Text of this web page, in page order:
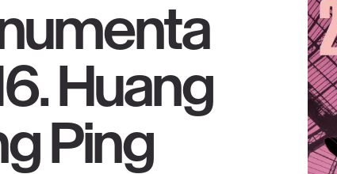
Huang
Ping